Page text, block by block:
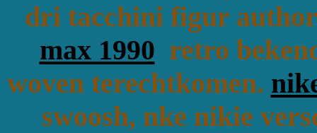
dri tacchini figur
max 1990 retro
woven terechtkomen.
swoosh, nke nikie